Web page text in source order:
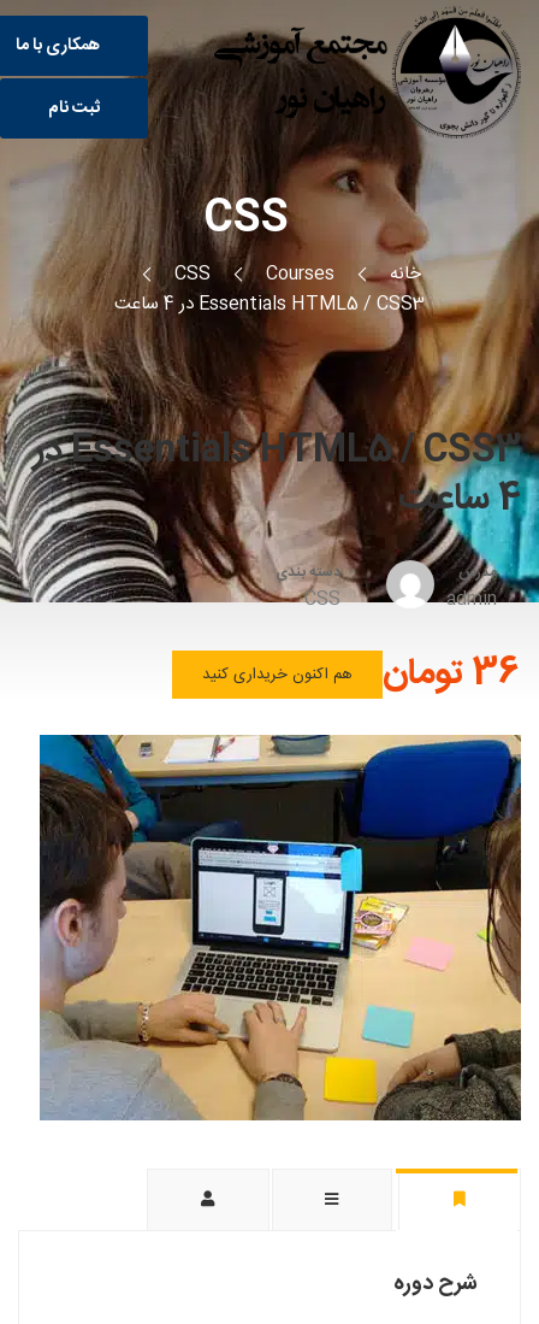
ثبت نام
همکاری با ما
CSS
خانه Courses
CSS
Essentials HTML5 / CSS3 در 4 ساعت
Essentials HTML5 / CSS3 در
4 ساعت
مدرس
admin
دسته بندی
CSS
36 تومان هم اکنون خریداری کنید
شرح دوره